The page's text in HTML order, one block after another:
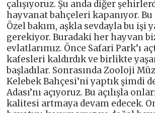
çalışıyoruz. Şu anda diğer
hayvanat bahçeleri kapanıyor. Bu
Özel bakım, aşkla sevdayla bu işi
gerekiyor. Buradaki her hayvan
evlatlarımız. Önce Safari Park’ı
kafesleri kaldırdık ve birlikte
başladılar. Sonrasında Zooloji
Kelebek Bahçesi’ni yaptık şimdi
Adası’nı açıyoruz. Bu açılışla
kalitesi artmaya devam edecek.